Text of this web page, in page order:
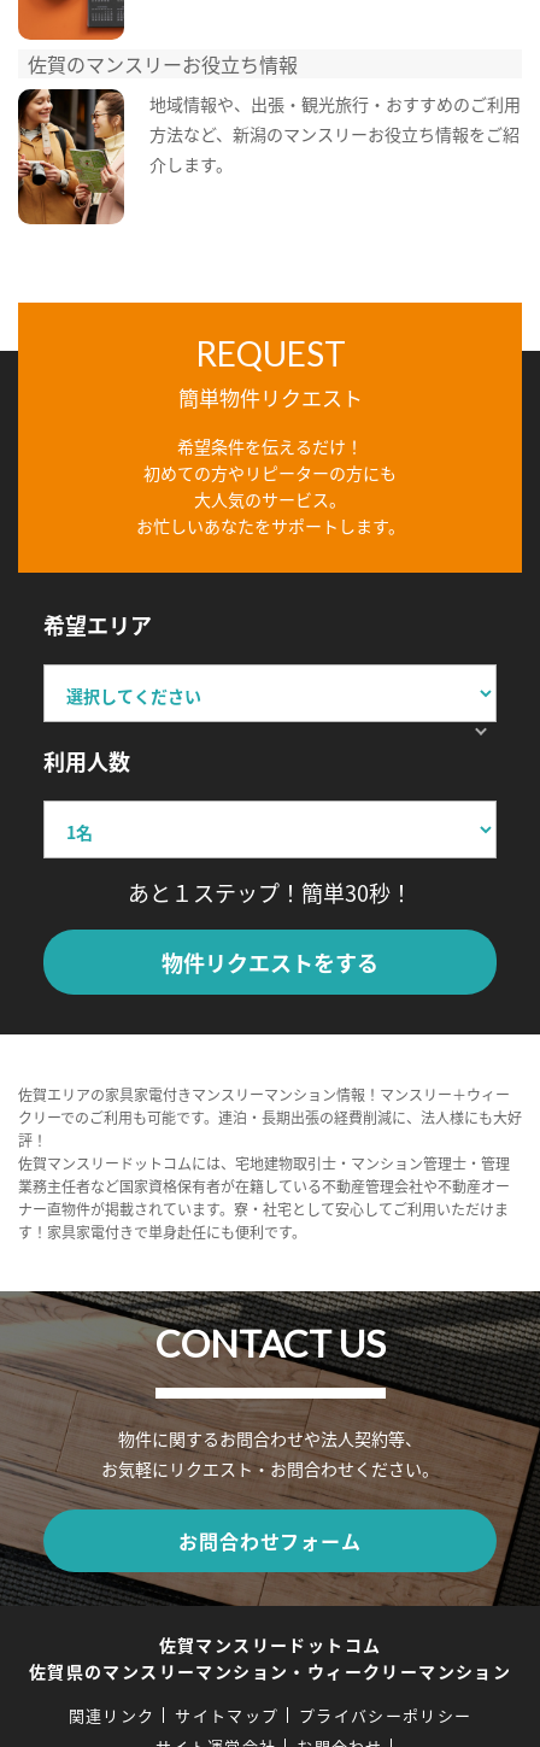
佐賀のマンスリーお役立ち情報
地域情報や、出張・観光旅行・おすすめのご利用
方法など、新潟のマンスリーお役立ち情報をご紹
介します。
REQUEST
簡単物件リクエスト
希望条件を伝えるだけ！
初めての方やリピーターの方にも
大人気のサービス。
お忙しいあなたをサポートします。
希望エリア
利用人数
あと１ステップ！簡単30秒！
物件リクエストをする
佐賀エリアの家具家電付きマンスリーマンション情報！マンスリー＋ウィー
クリーでのご利用も可能です。連泊・長期出張の経費削減に、法人様にも大好
評！
佐賀マンスリードットコムには、宅地建物取引士・マンション管理士・管理
業務主任者など国家資格保有者が在籍している不動産管理会社や不動産オー
ナー直物件が掲載されています。寮・社宅として安心してご利用いただけま
す！家具家電付きで単身赴任にも便利です。
CONTACT US
物件に関するお問合わせや法人契約等、
お気軽にリクエスト・お問合わせください。
お問合わせフォーム
佐賀マンスリードットコム
佐賀県のマンスリーマンション・ウィークリーマンション
関連リンク サイトマップ
プライバシーポリシー